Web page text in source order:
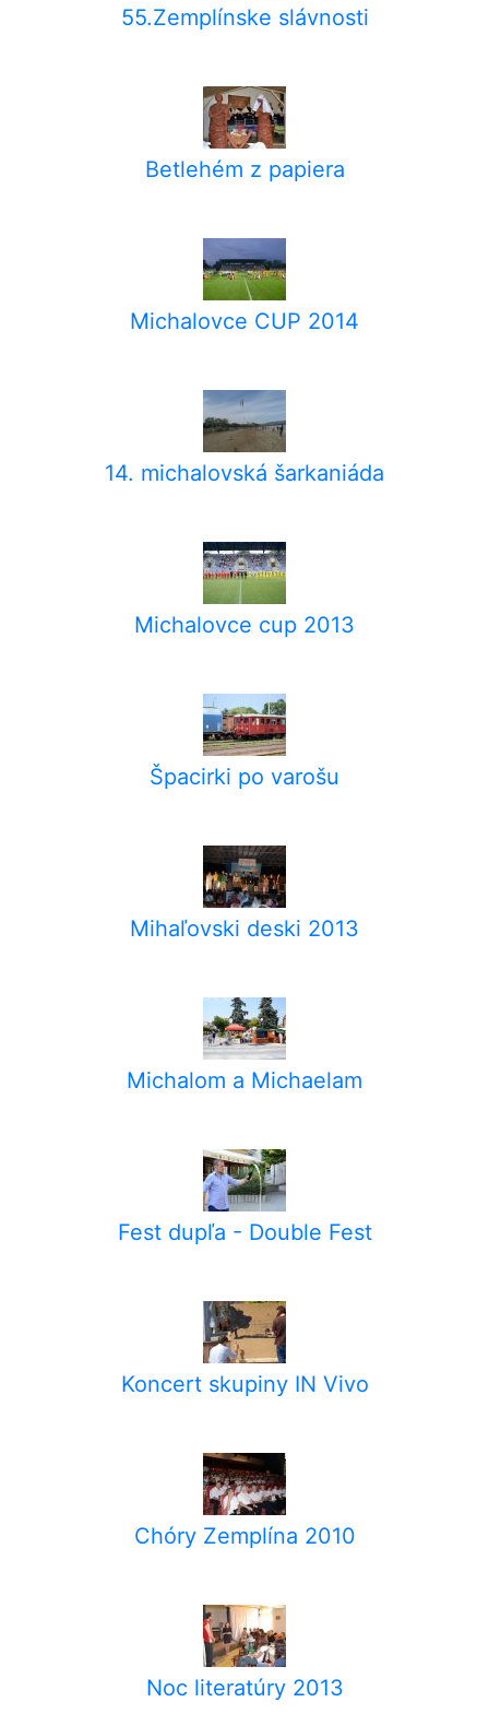
55.Zemplínske slávnosti
Betlehém z papiera
Michalovce CUP 2014
14. michalovská šarkaniáda
Michalovce cup 2013
Špacirki po varošu
Mihaľovski deski 2013
Michalom a Michaelam
Fest dupľa - Double Fest
Koncert skupiny IN Vivo
Chóry Zemplína 2010
Noc literatúry 2013